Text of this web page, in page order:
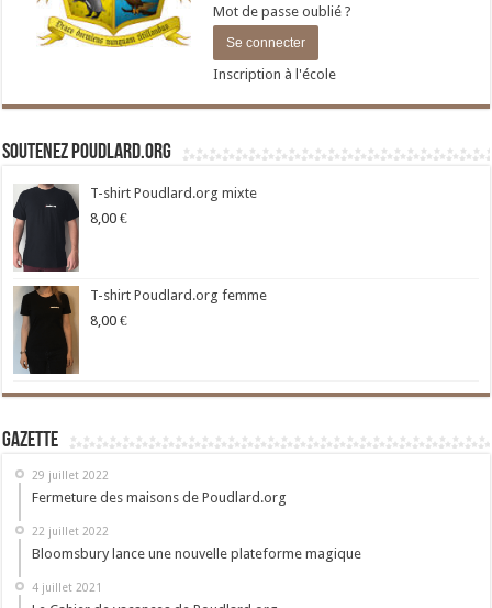
Mot de passe oublié ?
Inscription à l'école
Soutenez Poudlard.org
T-shirt Poudlard.org mixte
8,00 €
T-shirt Poudlard.org femme
8,00 €
Gazette
29 juillet 2022
Fermeture des maisons de Poudlard.org
22 juillet 2022
Bloomsbury lance une nouvelle plateforme magique
4 juillet 2021